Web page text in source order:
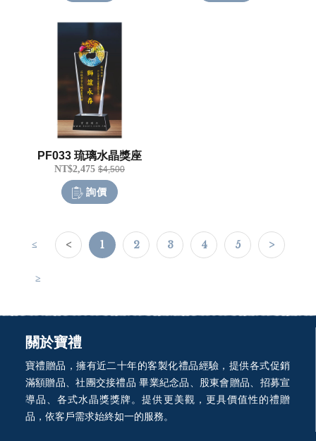
PF033 琉璃水晶獎座
NT$2,475 $4,500
詢價
≤ < 1 2 3 4 5 >
≥
關於寶禮
寶禮贈品，擁有近二十年的客製化禮品經驗，提供各式促銷
滿額贈品、社團交接禮品 畢業紀念品、股東會贈品、招募宣
導品、各式水晶獎獎牌。提供更美觀，更具價值性的禮贈
品，依客戶需求始終如一的服務。